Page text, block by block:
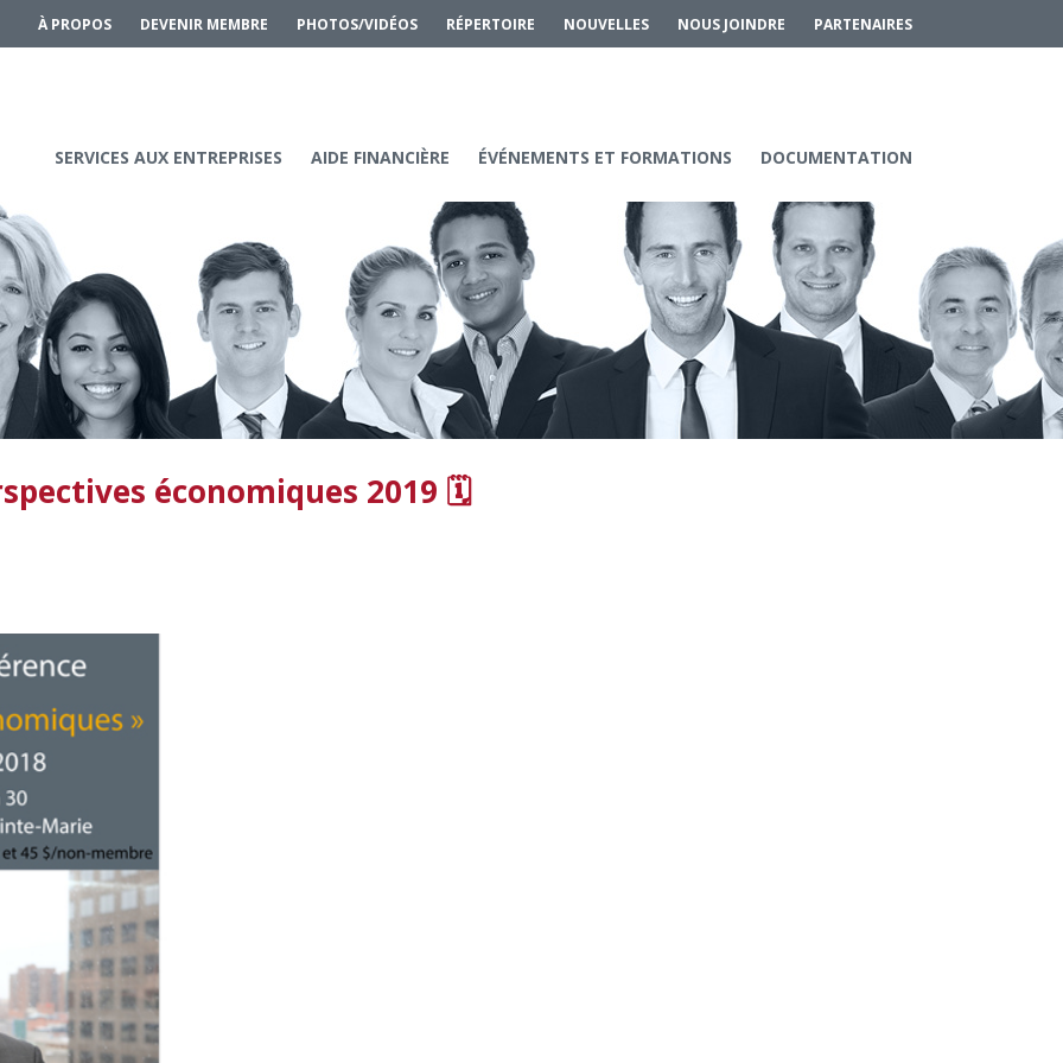
À PROPOS DEVENIR MEMBRE PHOTOS/VIDÉOS RÉPERTOIRE NOUVELLES NOUS JOINDRE PARTENAIRES
SERVICES AUX ENTREPRISES AIDE FINANCIÈRE ÉVÉNEMENTS ET FORMATIONS DOCUMENTATION
économiques 2019 🗓